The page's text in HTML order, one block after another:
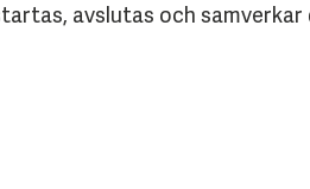
avslutas och